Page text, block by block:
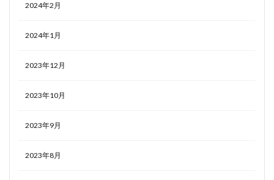
2024年2月
2024年1月
2023年12月
2023年10月
2023年9月
2023年8月